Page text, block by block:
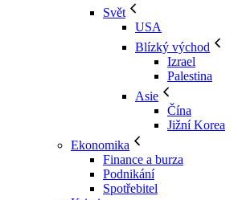
Svět
USA
Blízký východ
Izrael
Palestina
Asie
Čína
Jižní Korea
Ekonomika
Finance a burza
Podnikání
Spotřebitel